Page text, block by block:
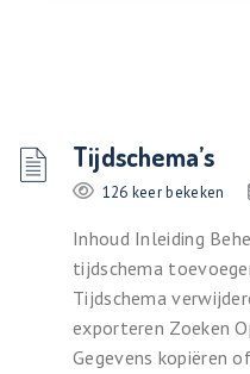
Tijdschema’s
126 keer bekeken
Inhoud Inleiding
tijdschema
Tijdschema
exporteren Zoeken
Gegevens kopiëren